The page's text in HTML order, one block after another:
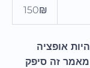
150₪
אופציה
מאמר זה סיפק